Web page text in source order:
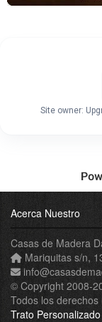
Site owner:
Acerca Nuestro
Casas de Madera
Mariquitas s/n,
info@
© Copyright 2008-
Todos los derechos
Trato Personalizado